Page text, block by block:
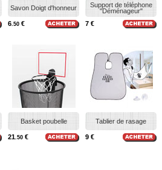
Savon Doigt d'honneur
6 .50 €
Support de téléphone
"Déménageur"
7 €
Basket poubelle
21 .50 €
Tablier de rasage
9 €